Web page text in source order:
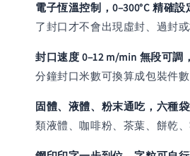
電子恆溫控制，0–300°C 精確設
了封口才不會出現虛封、過封
封口速度 0–12 m/min 無段可調
分鐘封口米數可換算成包裝件
固體、液體、粉末通吃，六種
類液體、咖啡粉、茶葉、餅乾